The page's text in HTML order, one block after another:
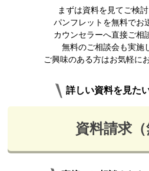
まずは資料を見てご検
パンフレットを無料でお
カウンセラーへ直接ご相
無料のご相談会も実施
ご興味のある方はお気軽に
詳しい資料を見た
資料請求（